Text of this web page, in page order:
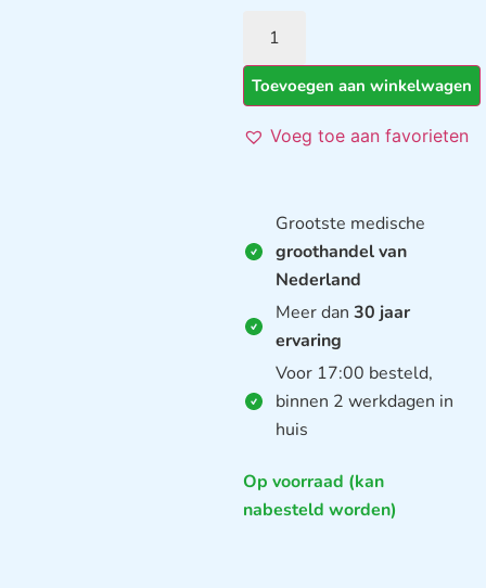
Toevoegen aan winkelwagen
Voeg toe aan favorieten
Grootste medische
groothandel van
Nederland
Meer dan 30 jaar
ervaring
Voor 17:00 besteld,
binnen 2 werkdagen in
huis
Op voorraad (kan
nabesteld worden)